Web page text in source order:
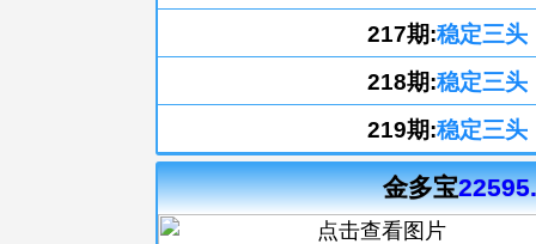
217期:稳定三头
218期:稳定三头
219期:稳定三头
金多宝